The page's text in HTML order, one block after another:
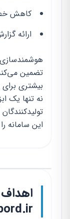
کاهش
ارائه
تضمین
بیشتری برای
نه تنها یک
این سامانه
اهداف